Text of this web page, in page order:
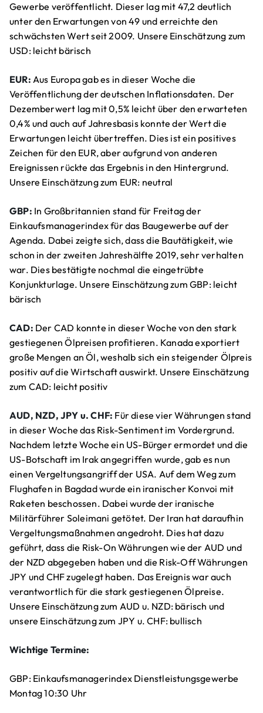
Gewerbe veröffentlicht. Dieser lag mit 47,2 deutlich
unter den Erwartungen von 49 und erreichte den
schwächsten Wert seit 2009. Unsere Einschätzung zum
USD: leicht bärisch
EUR: Aus Europa gab es in dieser Woche die
Veröffentlichung der deutschen Inflationsdaten. Der
Dezemberwert lag mit 0,5% leicht über den erwarteten
0,4% und auch auf Jahresbasis konnte der Wert die
Erwartungen leicht übertreffen. Dies ist ein positives
Zeichen für den EUR, aber aufgrund von anderen
Ereignissen rückte das Ergebnis in den Hintergrund.
Unsere Einschätzung zum EUR: neutral
GBP: In Großbritannien stand für Freitag der
Einkaufsmanagerindex für das Baugewerbe auf der
Agenda. Dabei zeigte sich, dass die Bautätigkeit, wie
schon in der zweiten Jahreshälfte 2019, sehr verhalten
war. Dies bestätigte nochmal die eingetrübte
Konjunkturlage. Unsere Einschätzung zum GBP: leicht
bärisch
CAD: Der CAD konnte in dieser Woche von den stark
gestiegenen Ölpreisen profitieren. Kanada exportiert
große Mengen an Öl, weshalb sich ein steigender Ölpreis
positiv auf die Wirtschaft auswirkt. Unsere Einschätzung
zum CAD: leicht positiv
AUD, NZD, JPY u. CHF: Für diese vier Währungen stand
in dieser Woche das Risk-Sentiment im Vordergrund.
Nachdem letzte Woche ein US-Bürger ermordet und die
US-Botschaft im Irak angegriffen wurde, gab es nun
einen Vergeltungsangriff der USA. Auf dem Weg zum
Flughafen in Bagdad wurde ein iranischer Konvoi mit
Raketen beschossen. Dabei wurde der iranische
Militärführer Soleimani getötet. Der Iran hat daraufhin
Vergeltungsmaßnahmen angedroht. Dies hat dazu
geführt, dass die Risk-On Währungen wie der AUD und
der NZD abgegeben haben und die Risk-Off Währungen
JPY und CHF zugelegt haben. Das Ereignis war auch
verantwortlich für die stark gestiegenen Ölpreise.
Unsere Einschätzung zum AUD u. NZD: bärisch und
unsere Einschätzung zum JPY u. CHF: bullisch
Wichtige Termine:
GBP: Einkaufsmanagerindex Dienstleistungsgewerbe
Montag 10:30 Uhr